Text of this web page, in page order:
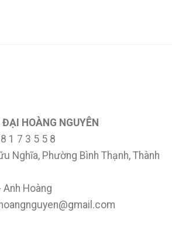
HOÀNG NGUYÊN
1 7 3 5 5 8
Nghĩa, Phường Bình Thạnh, Thành
Hoàng